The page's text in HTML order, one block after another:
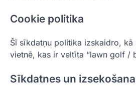
Cookie politika
Šī sīkdatņu politika izskaidro,
vietnē, kas ir veltīta “lawn golf /
Sīkdatnes un